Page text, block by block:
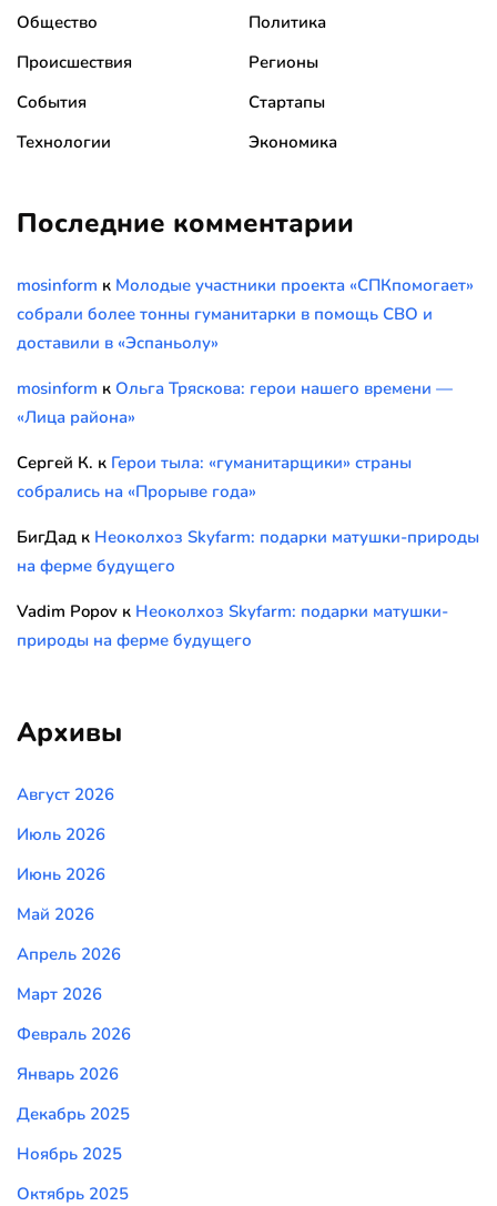
Общество
Политика
Происшествия
Регионы
События
Стартапы
Технологии
Экономика
Последние комментарии
mosinform к Молодые участники проекта «СПКпомогает»
собрали более тонны гуманитарки в помощь СВО и
доставили в «Эспаньолу»
mosinform к Ольга Тряскова: герои нашего времени —
«Лица района»
Сергей К. к Герои тыла: «гуманитарщики» страны
собрались на «Прорыве года»
БигДад к Неоколхоз Skyfarm: подарки матушки-природы
на ферме будущего
Vadim Popov к Неоколхоз Skyfarm: подарки матушки-
природы на ферме будущего
Архивы
Август 2026
Июль 2026
Июнь 2026
Май 2026
Апрель 2026
Март 2026
Февраль 2026
Январь 2026
Декабрь 2025
Ноябрь 2025
Октябрь 2025